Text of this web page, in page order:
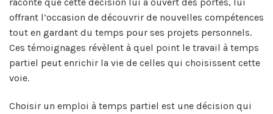
offrant l’occasion de découvrir de nouvelles compétences
tout en gardant du temps pour ses projets personnels.
Ces témoignages révèlent à quel point le travail à temps
partiel peut enrichir la vie de celles qui choisissent cette
voie.
Choisir un emploi à temps partiel est une décision qui